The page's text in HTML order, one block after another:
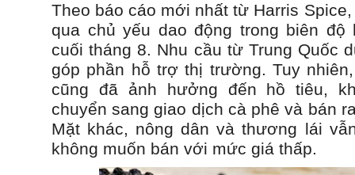
Theo báo cáo mới nhất từ Harris
qua chủ yếu dao động trong biên độ
cuối tháng 8. Nhu cầu từ Trung Quốc
góp phần hỗ trợ thị trường. Tuy
cũng đã ảnh hưởng đến hồ tiêu,
chuyển sang giao dịch cà phê và bán
Mặt khác, nông dân và thương lái
không muốn bán với mức giá thấp.